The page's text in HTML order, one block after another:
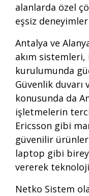
alanlarda özel
eşsiz deneyimler
Antalya ve
akım
kurulumunda
Güvenlik
konusunda da
işletmelerin
Ericsson gibi
güvenilir
laptop gibi
vererek
Netko Sistem